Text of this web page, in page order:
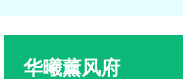
华曦薰风府